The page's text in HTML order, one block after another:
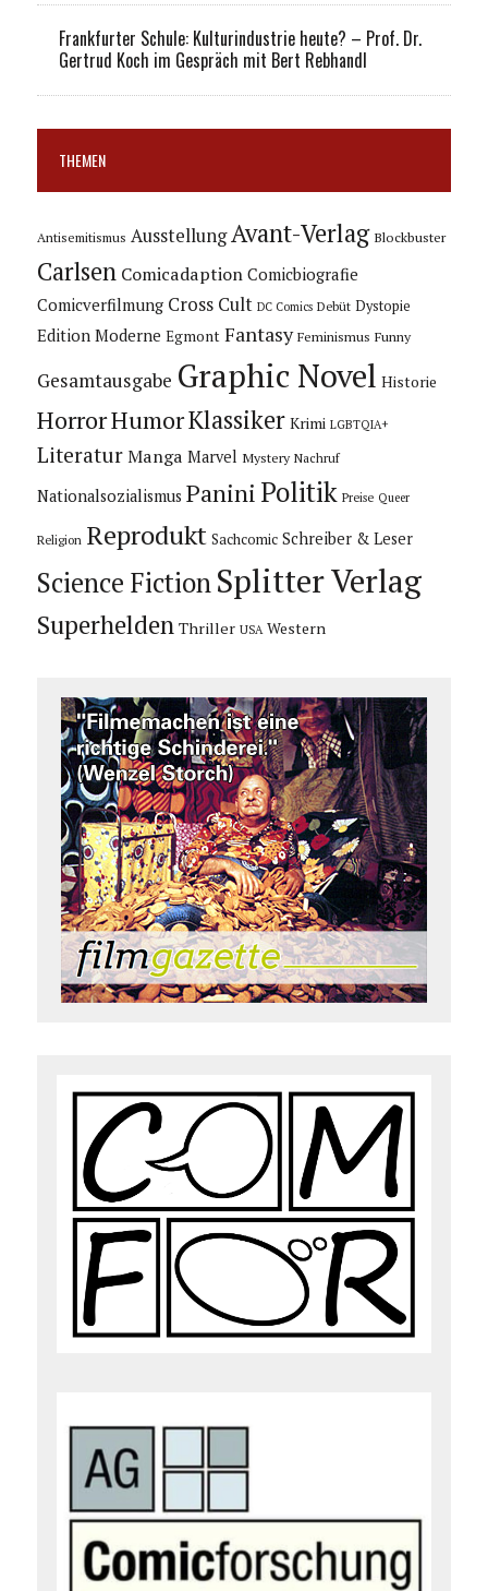
Frankfurter Schule: Kulturindustrie heute? – Prof. Dr.
Gertrud Koch im Gespräch mit Bert Rebhandl
THEMEN
Antisemitismus Ausstellung Avant-Verlag Blockbuster
Carlsen Comicadaption Comicbiografie
Comicverfilmung Cross Cult DC Comics Debüt Dystopie
Edition Moderne Egmont Fantasy Feminismus Funny
Gesamtausgabe Graphic Novel Historie
HorrorHumorKlassiker Krimi LGBTQIA+
Literatur Manga Marvel Mystery Nachruf
Nationalsozialismus Panini Politik Preise Queer
Religion Reprodukt Sachcomic Schreiber & Leser
Science Fiction Splitter Verlag
Superhelden Thriller USA Western